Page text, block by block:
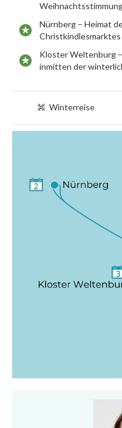
Nürnberg – Heimat
Kloster Weltenburg
inmitten der
Winterreise